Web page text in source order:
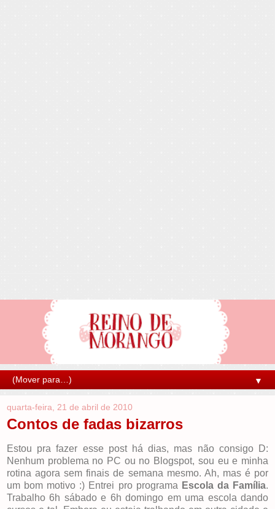
▼
quarta-feira, 21 de abril de 2010
Contos de fadas bizarros
Estou pra fazer esse post há dias, mas não consigo D:
Nenhum problema no PC ou no Blogspot, sou eu e minha
rotina agora sem finais de semana mesmo. Ah, mas é por
um bom motivo :) Entrei pro programa Escola da Família.
Trabalho 6h sábado e 6h domingo em uma escola dando